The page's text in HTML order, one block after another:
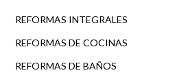
REFORMAS INTEGRALES
REFORMAS DE COCINAS
REFORMAS DE BAÑOS